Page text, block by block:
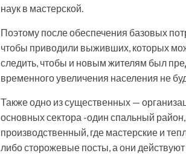
наук в мастерской.
Поэтому после обеспечения базовых
чтобы приводили выживших, которых
следить, чтобы и новым жителям был
временного увеличения населения не
Также одно из существенных —
основных сектора -один спальный
производственный, где мастерские и
либо сторожевые посты, а они